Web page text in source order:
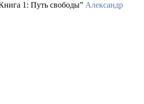
1: Путь свободы” Александр